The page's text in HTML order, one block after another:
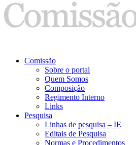
Comissão
Sobre o portal
Quem Somos
Composição
Regimento Interno
Links
Pesquisa
Linhas de pesquisa – IE
Editais de Pesquisa
Normas e Procedimentos